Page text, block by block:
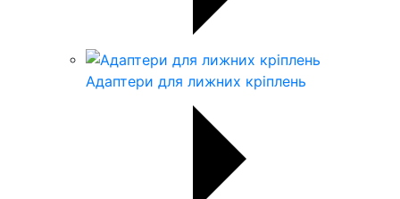
Адаптери для лижних кріплень